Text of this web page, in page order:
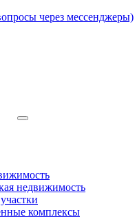
через мессенджеры)
недвижимость
комплексы